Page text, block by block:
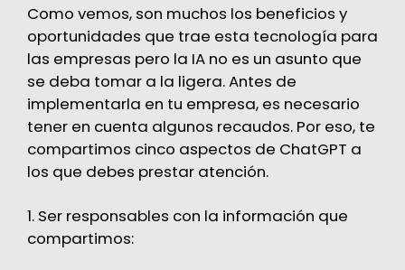
Como vemos, son muchos los beneficios y
oportunidades que trae esta tecnología para
las empresas pero la IA no es un asunto que
se deba tomar a la ligera. Antes de
implementarla en tu empresa, es necesario
tener en cuenta algunos recaudos. Por eso, te
compartimos cinco aspectos de ChatGPT a
los que debes prestar atención.
1. Ser responsables con la información que
compartimos: